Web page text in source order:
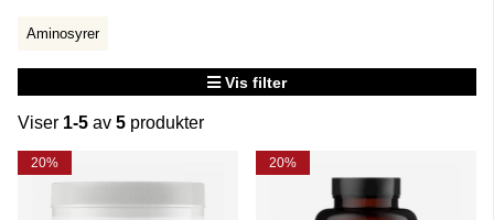
Aminosyrer
Vis filter
Viser 1-5 av 5 produkter
Produkter
20% 20%